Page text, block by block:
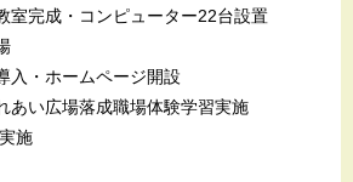
室完成・コンピューター22台設置
入・ホームページ開設
あい広場落成職場体験学習実施
施